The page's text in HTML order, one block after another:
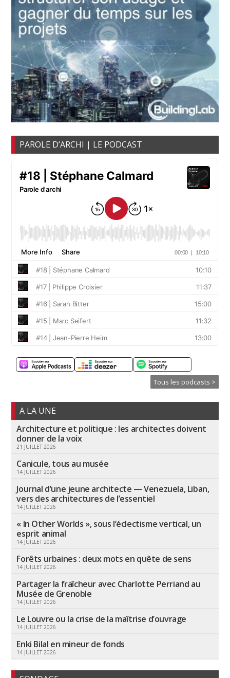
PAROLE D’ARCHI | LE PODCAST
Tous les podcasts >
A LA UNE
Architecture et politique : les architectes doivent
donner de la voix
21 JUILLET 2026
Canicule, tous au musée
14 JUILLET 2026
Journal d’une jeune architecte — Venezuela, Liban,
vers des architectures de l’essentiel
14 JUILLET 2026
« In Other Worlds », sous l’éclectisme vertical, un
esprit animal
14 JUILLET 2026
Forêts urbaines : deux mots en quête de sens
14 JUILLET 2026
Partager la fraîcheur avec Charlotte Perriand au
Musée de Grenoble
14 JUILLET 2026
Le Louvre ou la crise de la maîtrise d’ouvrage
14 JUILLET 2026
Enki Bilal en mineur de fonds
14 JUILLET 2026